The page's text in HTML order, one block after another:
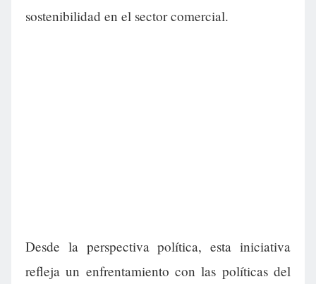
sostenibilidad en el sector comercial.
Desde la perspectiva política, esta iniciativa
refleja un enfrentamiento con las políticas del